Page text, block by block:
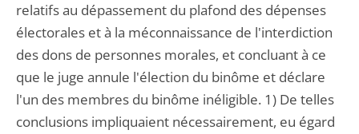
relatifs au dépassement du plafond des dépenses
électorales et à la méconnaissance de l'interdiction
des dons de personnes morales, et concluant à ce
que le juge annule l'élection du binôme et déclare
l'un des membres du binôme inéligible. 1) De telles
conclusions impliquaient nécessairement, eu égard